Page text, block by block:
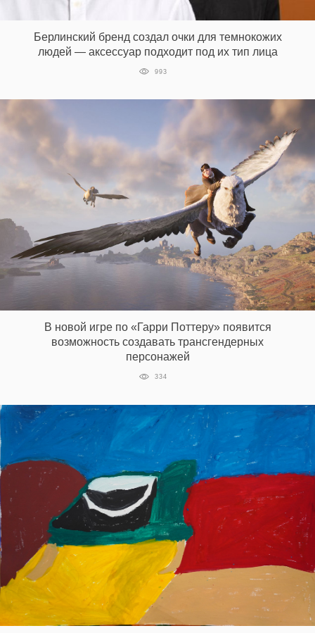
Берлинский бренд создал очки для темнокожих
людей — аксессуар подходит под их тип лица
993
В новой игре по «Гарри Поттеру» появится
возможность создавать трансгендерных
персонажей
334